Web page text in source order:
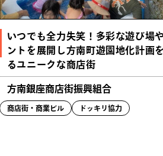
いつでも全力失笑！多彩な遊び場
ントを展開し方南町遊園地化計画
るユニークな商店街
方南銀座商店街振興組合
商店街・商業ビル ドッキリ協力